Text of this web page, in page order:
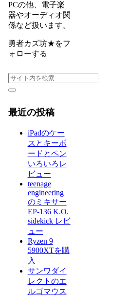
PCの他、電子楽
器やオーディオ関
係など扱います。
勇者カズ坊★をフ
ォローする
最近の投稿
iPadのケー
スとキーボ
ードとペン
いろいろレ
ビュー
teenage
engineering
のミキサー
EP-136 K.O.
sidekick レビ
ュー
Ryzen 9
5900XTを購
入
サンワダイ
レクトのエ
ルゴマウス